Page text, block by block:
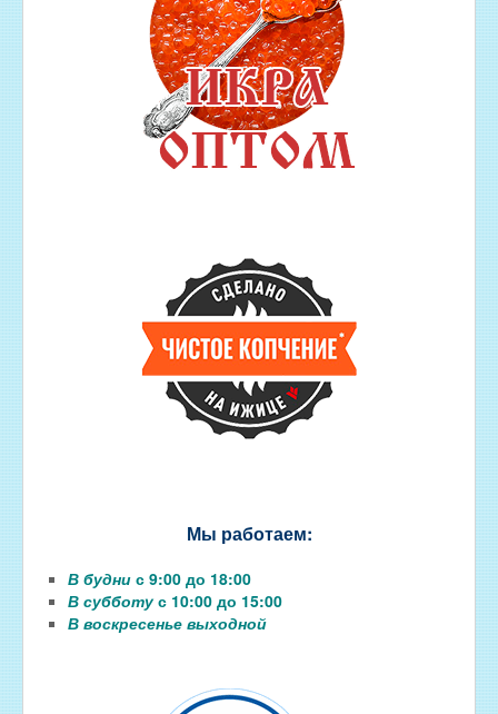
Мы работаем:
В будни с 9:00 до 18:00
В субботус 10:00 до 15:00
В воскресенье выходной